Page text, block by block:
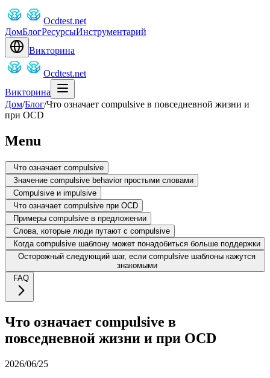
Ocdtest.net
ДомБлогРесурсыИнструментарий
Викторина
Ocdtest.net
Викторина
Дом/Блог/Что означает compulsive в повседневной жизни и
при OCD
Menu
Что означает compulsive
Значение compulsive behavior простыми словами
Compulsive и impulsive
Что означает compulsive при OCD
Примеры compulsive в предложении
Слова, которые люди путают с compulsive
Когда compulsive шаблону может понадобиться больше поддержки
Осторожный следующий шаг, если compulsive шаблоны кажутся
знакомыми
FAQ
Что означает compulsive в
повседневной жизни и при OCD
2026/06/25